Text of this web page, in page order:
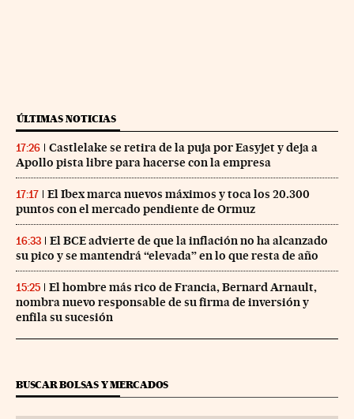
ÚLTIMAS NOTICIAS
17:26
Castlelake se retira de la puja por Easyjet y deja a
Apollo pista libre para hacerse con la empresa
17:17
El Ibex marca nuevos máximos y toca los 20.300
puntos con el mercado pendiente de Ormuz
16:33
El BCE advierte de que la inflación no ha alcanzado
su pico y se mantendrá “elevada” en lo que resta de año
15:25
El hombre más rico de Francia, Bernard Arnault,
nombra nuevo responsable de su firma de inversión y
enfila su sucesión
BUSCAR BOLSAS Y MERCADOS